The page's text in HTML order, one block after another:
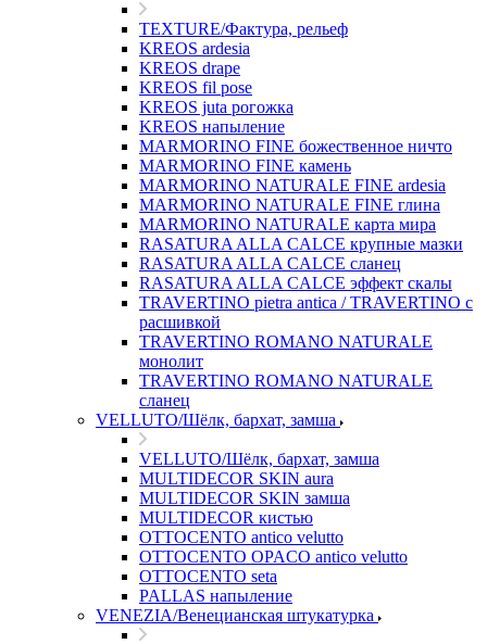
TEXTURE/Фактура, рельеф
KREOS ardesia
KREOS drape
KREOS fil pose
KREOS juta рогожка
KREOS напыление
MARMORINO FINE божественное ничто
MARMORINO FINE камень
MARMORINO NATURALE FINE ardesia
MARMORINO NATURALE FINE глина
MARMORINO NATURALE карта мира
RASATURA ALLA CALCE крупные мазки
RASATURA ALLA CALCE сланец
RASATURA ALLA CALCE эффект скалы
TRAVERTINO pietra antica / TRAVERTINO с
расшивкой
TRAVERTINO ROMANO NATURALE
монолит
TRAVERTINO ROMANO NATURALE
сланец
VELLUTO/Шёлк, бархат, замша
VELLUTO/Шёлк, бархат, замша
MULTIDECOR SKIN aura
MULTIDECOR SKIN замша
MULTIDECOR кистью
OTTOCENTO antico velutto
OTTOCENTO OPACO antico velutto
OTTOCENTO seta
PALLAS напыление
VENEZIA/Венецианская штукатурка